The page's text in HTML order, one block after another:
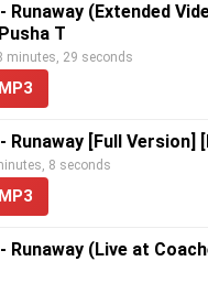
Runaway (Extended
T
minutes, 29 seconds
Runaway [Full Version]
8 seconds
Runaway (Live at